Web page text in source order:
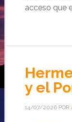
acceso que
y el
14/07/2026POR